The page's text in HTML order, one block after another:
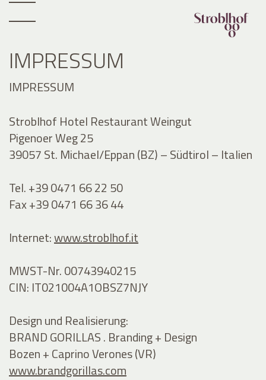
IMPRESSUM
IMPRESSUM
Stroblhof Hotel Restaurant Weingut
Pigenoer Weg 25
39057 St. Michael/Eppan (BZ) – Südtirol – Italien
Tel. +39 0471 66 22 50
Fax +39 0471 66 36 44
Internet:www.stroblhof.it
MWST-Nr. 00743940215
CIN: IT021004A1OBSZ7NJY
Design und Realisierung:
BRAND GORILLAS . Branding + Design
Bozen + Caprino Verones (VR)
www.brandgorillas.com